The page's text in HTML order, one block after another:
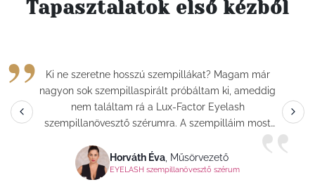
Tapasztalatok első kézből
“
Ki ne szeretne hosszú szempillákat? Magam már
nagyon sok szempillaspirált próbáltam ki, ameddig
nem találtam rá a Lux-Factor Eyelash
szempillanövesztő szérumra. A szempilláim most
olyan hosszúak, hogy nagyon sokan meg vannak
győződve arról, hogy műszempilláim vannak. Én
ezen csak jót nevetek, mert szerencsére erre nincs
Horváth Éva, Műsörvezető
EYELASH szempillanövesztő szérum ”